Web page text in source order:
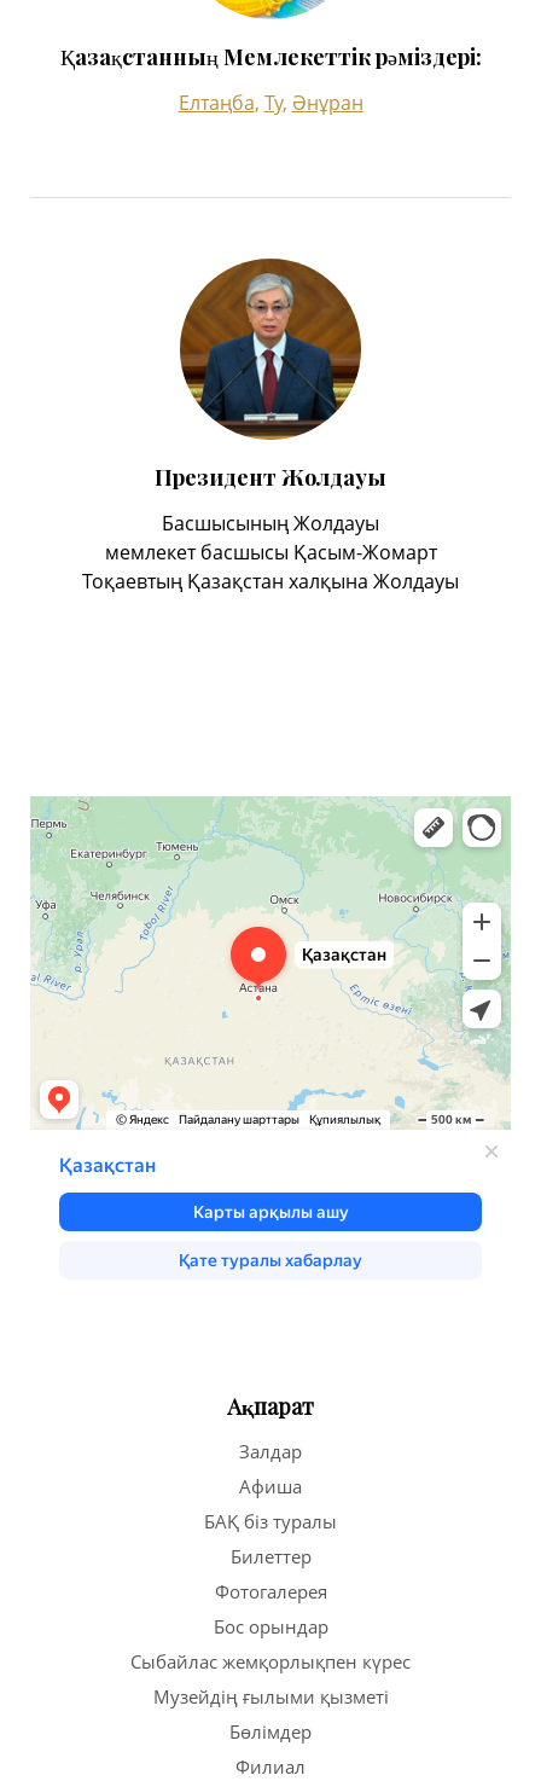
Қазақстанның Мемлекеттік рәміздері:
Елтаңба, Ту, Әнұран
Президент Жолдауы
Басшысының Жолдауы
мемлекет басшысы Қасым-Жомарт
Тоқаевтың Қазақстан халқына Жолдауы
Ақпарат
Залдар
Афиша
БАҚ біз туралы
Билеттер
Фотогалерея
Бос орындар
Сыбайлас жемқорлықпен күрес
Музейдің ғылыми қызметі
Бөлімдер
Филиал